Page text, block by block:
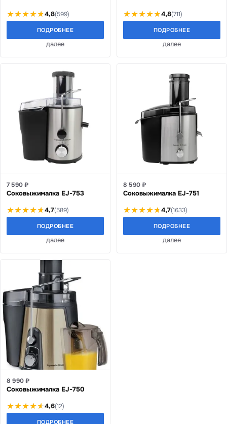
4,8(599)
ПОДРОБНЕЕ
далее
4,8(711)
ПОДРОБНЕЕ
далее
7 590 ₽
Соковыжималка EJ-753
4,7(589)
ПОДРОБНЕЕ
далее
8 590 ₽
Соковыжималка EJ-751
4,7(1633)
ПОДРОБНЕЕ
далее
8 990 ₽
Соковыжималка EJ-750
4,6(12)
ПОДРОБНЕЕ